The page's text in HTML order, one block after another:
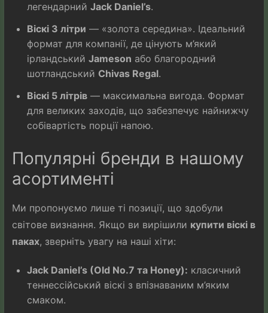
легендарний Jack Daniel’s.
Віскі 3 літри — «золота середина». Ідеальний
формат для компанії, де цінують м’який
ірландський Jameson або благородний
шотландський Chivas Regal.
Віскі 5 літрів— максимальна вигода. Формат
для великих заходів, що забезпечує найнижчу
собівартість порції напою.
Популярні бренди в нашому
асортименті
Ми пропонуємо лише ті позиції, що здобули
світове визнання. Якщо ви вирішили купити віскі в
паках, зверніть увагу на наші хіти:
Jack Daniel’s (Old No.7 та Honey): класичний
теннессійський віскі з впізнаваним м’яким
смаком.